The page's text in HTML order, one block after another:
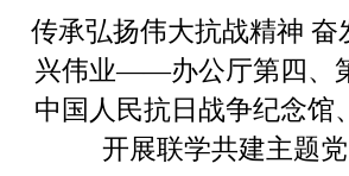
传承弘扬伟大抗战精神 奋
兴伟业——办公厅第四、
中国人民抗日战争纪念馆
开展联学共建主题